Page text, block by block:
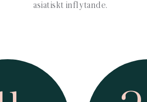
asiatiskt inflytande.